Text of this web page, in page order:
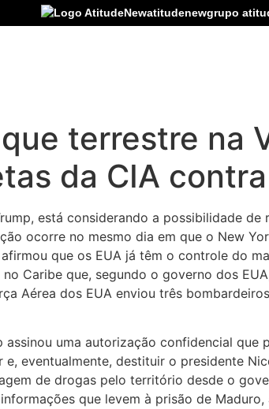
terrestre na
da CIA
está considerando a possibilidade
ocorre no mesmo dia em que o New
que os EUA já têm o controle do
Caribe que, segundo o governo dos
Aérea dos EUA enviou três
assinou uma autorização confidencial
eventualmente, destituir o presidente
de drogas pelo território desde o
que levem à prisão de
atitudenewgrupo